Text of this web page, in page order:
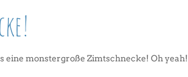
eine monstergroße Zimtschnecke! Oh yeah!